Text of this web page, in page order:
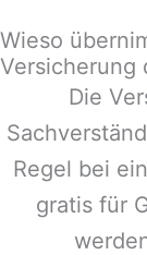
Wieso
Versicherung
Die
Regel bei
gratis für